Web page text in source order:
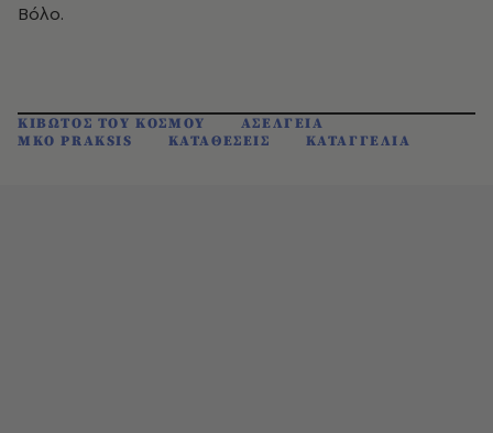
Βόλο.
ΚΙΒΩΤΟΣ ΤΟΥ ΚΟΣΜΟΥ
ΑΣΕΛΓΕΙΑ
ΜΚΟ PRAKSIS
ΚΑΤΑΘΕΣΕΙΣ ΚΑΤΑΓΓΕΛΙΑ